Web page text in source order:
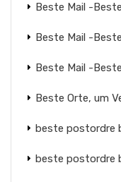
Beste Mail -
Beste Mail -
Beste Mail -
Beste Orte, um
beste postordre
beste postordre